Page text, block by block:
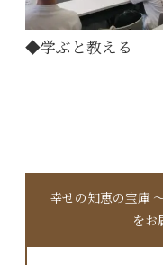
◆学ぶと教える
幸せの知恵の宝庫
をお